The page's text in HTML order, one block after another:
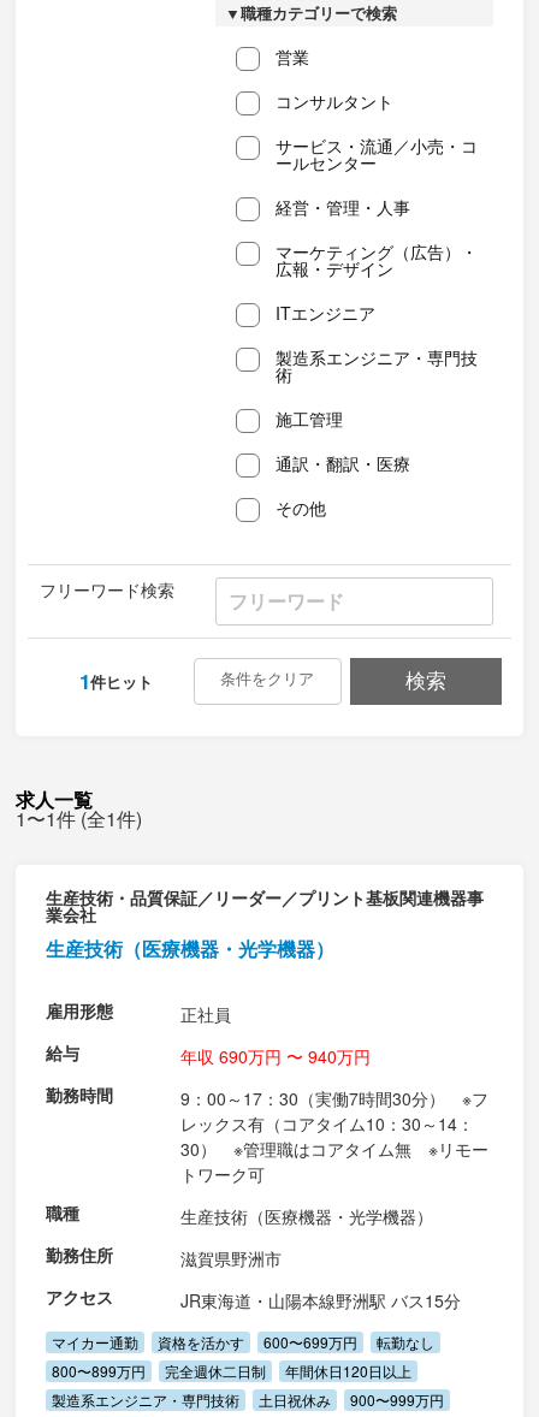
▼職種カテゴリーで検索
営業
コンサルタント
サービス・流通／小売・コ
ールセンター
経営・管理・人事
マーケティング（広告）・
広報・デザイン
ITエンジニア
製造系エンジニア・専門技
術
施工管理
通訳・翻訳・医療
その他
フリーワード検索
1件ヒット 条件をクリア 検索
求人一覧
1〜1件 (全1件)
生産技術・品質保証／リーダー／プリント基板関連機器事
業会社
生産技術（医療機器・光学機器）
雇用形態
正社員
給与
年収 690万円 〜 940万円
勤務時間
9：00～17：30（実働7時間30分） ※フ
レックス有（コアタイム10：30～14：
30） ※管理職はコアタイム無 ※リモー
トワーク可
職種
生産技術（医療機器・光学機器）
勤務住所
滋賀県野洲市
アクセス
JR東海道・山陽本線野洲駅 バス15分
マイカー通勤 資格を活かす 600〜699万円
転勤なし
800〜899万円
完全週休二日制
年間休日120日以上
製造系エンジニア・専門技術
土日祝休み
900〜999万円